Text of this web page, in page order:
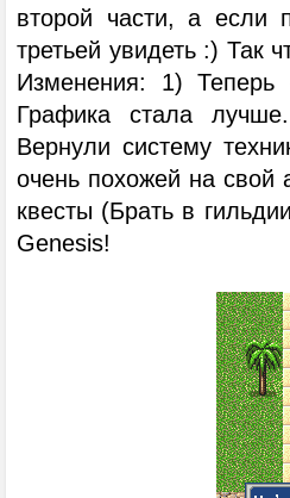
второй части, а если
третьей увидеть :) Так
Изменения: 1)
Графика стала
Вернули систему
очень похожей на свой
квесты (Брать в
Genesis!